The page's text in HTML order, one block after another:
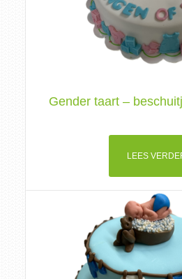
Gender taart –
LEES